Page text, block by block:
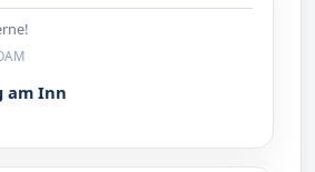
am Inn